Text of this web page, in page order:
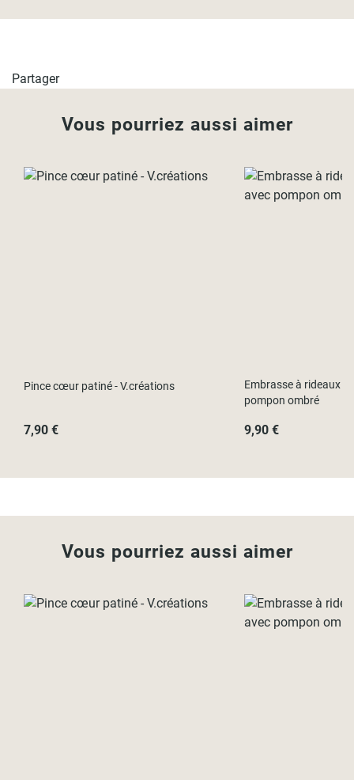
Partager
Vous pourriez aussi aimer
Pince cœur patiné - V.créations
7,90 €
Embrasse à rideaux
pompon ombré
9,90 €
Vous pourriez aussi aimer